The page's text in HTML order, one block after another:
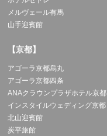
メルヴェール有馬
山手迎賓館
【京都】
アゴーラ京都烏丸
アゴーラ京都四条
ANAクラウンプラザホテル京都
インスタイルウェディング京都
北山迎賓館
炭平旅館